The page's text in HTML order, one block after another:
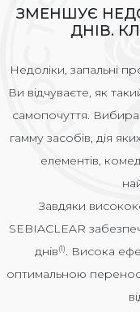
ЗМЕНШУЄ
ДНІВ.
Недоліки, запальні
Ви відчуваєте, як
самопочуття.
гамму засобів, дія
елементів,
Завдяки
SEBIACLEAR
днів(1). Висока
оптимальною